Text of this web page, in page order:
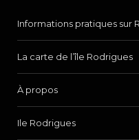
Informations pratiques sur
La carte de l’île Rodrigues
À propos
Ile Rodrigues